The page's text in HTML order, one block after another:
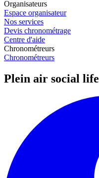
Organisateurs
Espace organisateur
Nos services
Devis chronométrage
Centre d'aide
Chronométreurs
Chronométreurs
Plein air social life